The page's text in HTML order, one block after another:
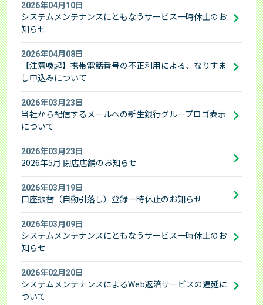
2026年04月10日
システムメンテナンスにともなうサービス一時休止のお
知らせ
2026年04月08日
【注意喚起】携帯電話番号の不正利用による、なりすま
し申込みについて
2026年03月23日
当社から配信するメールへの新生銀行グループロゴ表示
について
2026年03月23日
2026年5月 閉店店舗のお知らせ
2026年03月19日
口座振替（自動引落し）登録一時休止のお知らせ
2026年03月09日
システムメンテナンスにともなうサービス一時休止のお
知らせ
2026年02月20日
システムメンテナンスによるWeb返済サービスの遅延に
ついて